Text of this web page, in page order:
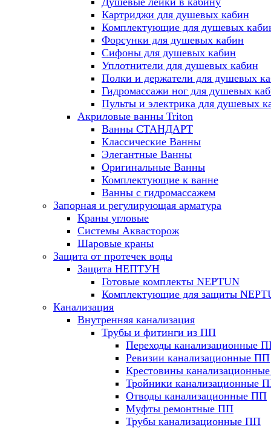
Картриджи для душевых кабин
Комплектующие для душевых
Форсунки для душевых кабин
Сифоны для душевых кабин
Уплотнители для душевых кабин
Полки и держатели для душевых
Гидромассажи ног для душевых
Пульты и электрика для душевых
Акриловые ванны Triton
Ванны СТАНДАРТ
Классические Ванны
Элегантные Ванны
Оригинальные Ванны
Комплектующие к ванне
Ванны с гидромассажем
Запорная и регулирующая арматура
Краны угловые
Системы Аквасторож
Шаровые краны
Защита от протечек воды
Защита НЕПТУН
Готовые комплекты NEPTUN
Комплектующие для защиты
Канализация
Внутренняя канализация
Трубы и фитинги из ПП
Переходы канализационные
Ревизии канализационные ПП
Крестовины
Тройники канализационные
Отводы канализационные ПП
Муфты ремонтные ПП
Трубы канализационные ПП